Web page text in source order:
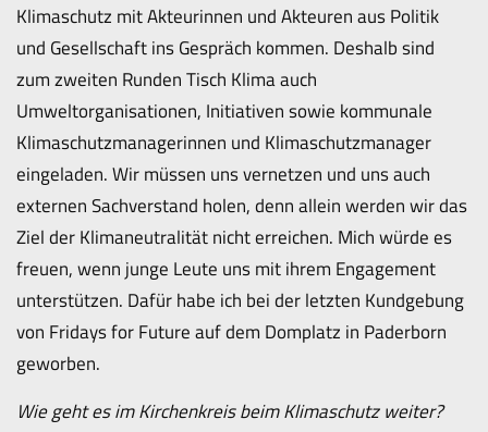
Klimaschutz mit Akteurinnen und Akteuren aus Politik
und Gesellschaft ins Gespräch kommen. Deshalb sind
zum zweiten Runden Tisch Klima auch
Umweltorganisationen, Initiativen sowie kommunale
Klimaschutzmanagerinnen und Klimaschutzmanager
eingeladen. Wir müssen uns vernetzen und uns auch
externen Sachverstand holen, denn allein werden wir das
Ziel der Klimaneutralität nicht erreichen. Mich würde es
freuen, wenn junge Leute uns mit ihrem Engagement
unterstützen. Dafür habe ich bei der letzten Kundgebung
von Fridays for Future auf dem Domplatz in Paderborn
geworben.
Wie geht es im Kirchenkreis beim Klimaschutz weiter?